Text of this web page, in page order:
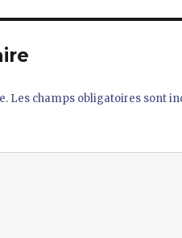
Les champs obligatoires sont